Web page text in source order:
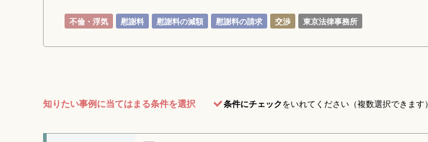
不倫・浮気 慰謝料 慰謝料の減額 慰謝料の請求 交渉 東京法律事務所
知りたい事例に当てはまる条件を選択 条件にチェックをいれてください（複数選択できます）